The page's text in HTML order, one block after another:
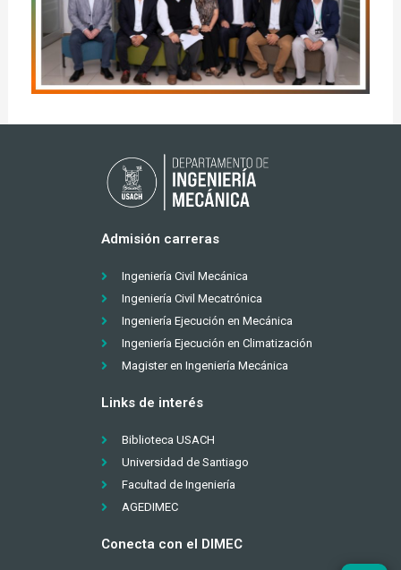
Admisión carreras
Ingeniería Civil Mecánica
Ingeniería Civil Mecatrónica
Ingeniería Ejecución en Mecánica
Ingeniería Ejecución en Climatización
Magister en Ingeniería Mecánica
Links de interés
Biblioteca USACH
Universidad de Santiago
Facultad de Ingeniería
AGEDIMEC
Conecta con el DIMEC